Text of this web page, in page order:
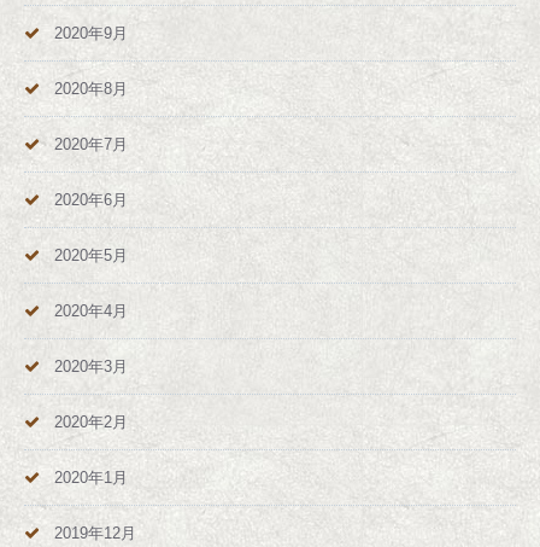
2020年9月
2020年8月
2020年7月
2020年6月
2020年5月
2020年4月
2020年3月
2020年2月
2020年1月
2019年12月